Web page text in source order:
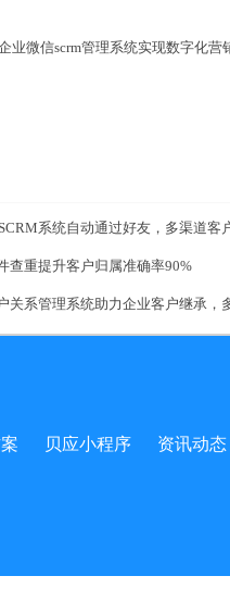
业微信scrm管理系统实现数字化营
系统自动通过好友，多渠道客
查重提升客户归属准确率90%
关系管理系统助力企业客户继承，
贝应小程序 资讯动态